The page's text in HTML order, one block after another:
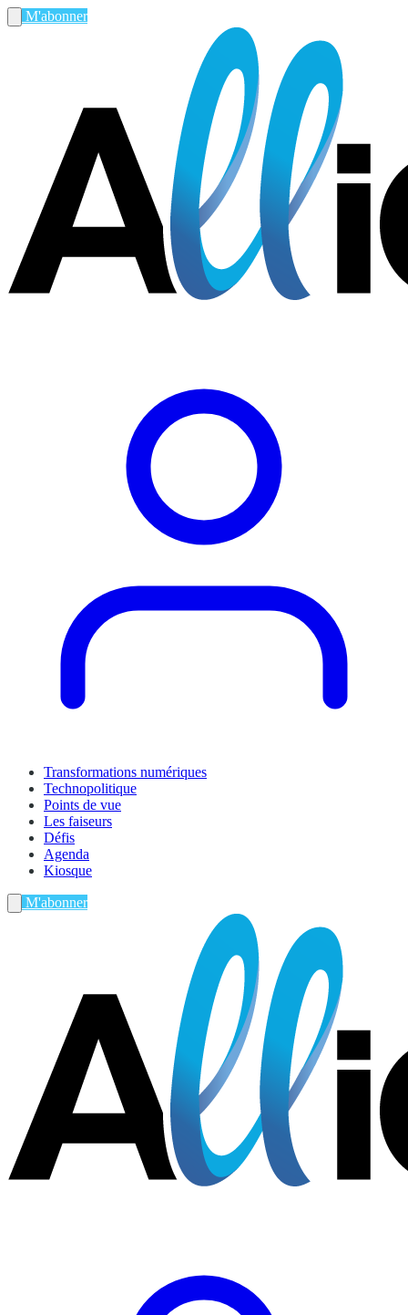
M'abonner
Transformations numériques
Technopolitique
Points de vue
Les faiseurs
Défis
Agenda
Kiosque
M'abonner